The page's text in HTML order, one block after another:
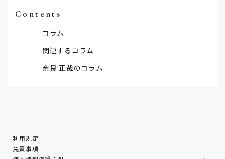
Contents
コラム
関連するコラム
奈良 正哉のコラム
利用規定
免責事項